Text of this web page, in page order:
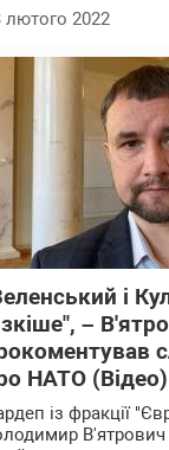
лютого 2022
і
–
НАТО (Відео)
із фракції